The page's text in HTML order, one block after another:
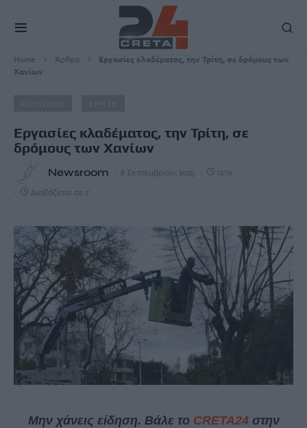
Home Άρθρα
Εργασίες κλαδέματος, την Τρίτη, σε δρόμους των
Χανίων
Εργασίες κλαδέματος, την Τρίτη, σε
δρόμους των Χανίων
Newsroom 8 Σεπτεμβρίου, 2025 12:16
Διαβάζεται σε 1'
Μην χάνεις είδηση. Βάλε το CRETA24στην